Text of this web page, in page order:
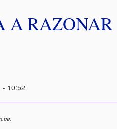
A RAZONAR
- 10:52